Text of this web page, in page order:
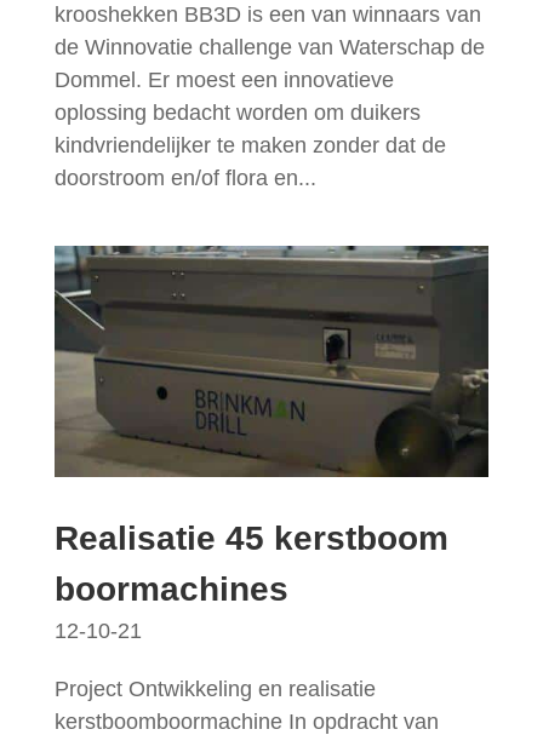
krooshekken BB3D is een van winnaars van
de Winnovatie challenge van Waterschap de
Dommel. Er moest een innovatieve
oplossing bedacht worden om duikers
kindvriendelijker te maken zonder dat de
doorstroom en/of flora en...
Realisatie 45 kerstboom
boormachines
12-10-21
Project Ontwikkeling en realisatie
kerstboomboormachine In opdracht van